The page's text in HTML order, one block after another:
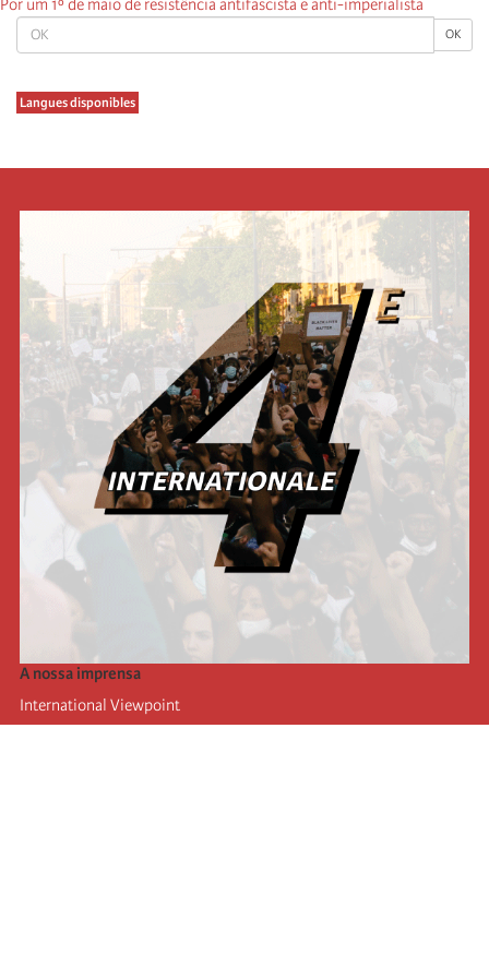
OK OK
Langues disponibles
Por um 1º de maio de resistência antifascista e anti-imperialista
A nossa imprensa
International Viewpoint